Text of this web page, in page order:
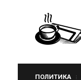
ПОЛИТИКА